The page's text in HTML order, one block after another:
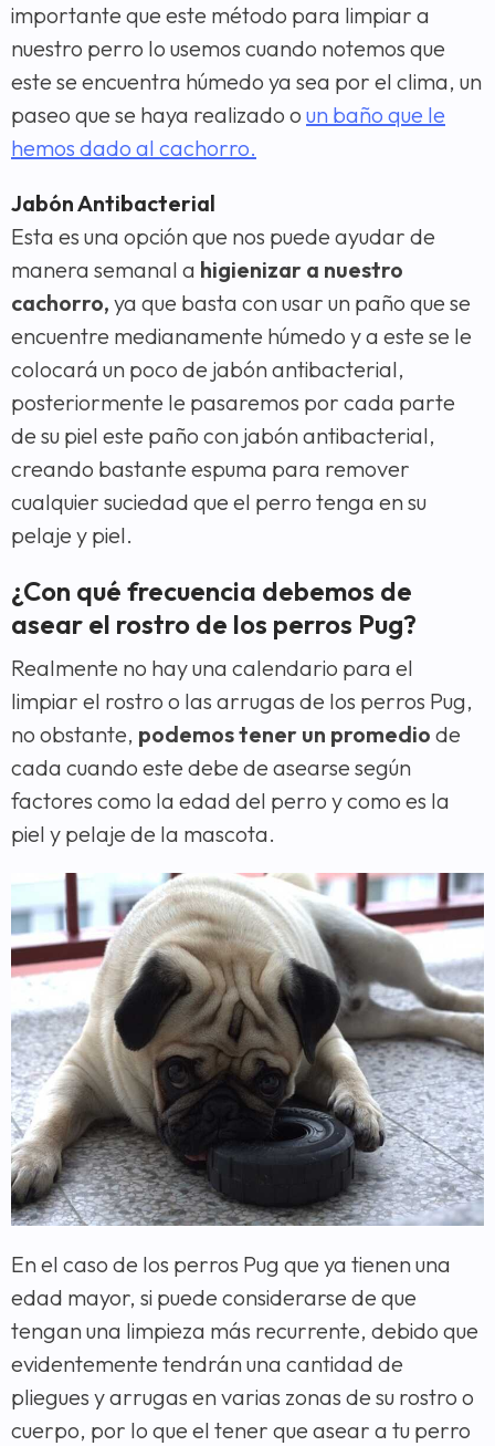
importante que este método para limpiar a
nuestro perro lo usemos cuando notemos que
este se encuentra húmedo ya sea por el clima, un
paseo que se haya realizado o un baño que le
hemos dado al cachorro.
Jabón Antibacterial
Esta es una opción que nos puede ayudar de
manera semanal a higienizar a nuestro
cachorro, ya que basta con usar un paño que se
encuentre medianamente húmedo y a este se le
colocará un poco de jabón antibacterial,
posteriormente le pasaremos por cada parte
de su piel este paño con jabón antibacterial,
creando bastante espuma para remover
cualquier suciedad que el perro tenga en su
pelaje y piel.
¿Con qué frecuencia debemos de
asear el rostro de los perros Pug?
Realmente no hay una calendario para el
limpiar el rostro o las arrugas de los perros Pug,
no obstante, podemos tener un promedio de
cada cuando este debe de asearse según
factores como la edad del perro y como es la
piel y pelaje de la mascota.
En el caso de los perros Pug que ya tienen una
edad mayor, si puede considerarse de que
tengan una limpieza más recurrente, debido que
evidentemente tendrán una cantidad de
pliegues y arrugas en varias zonas de su rostro o
cuerpo, por lo que el tener que asear a tu perro